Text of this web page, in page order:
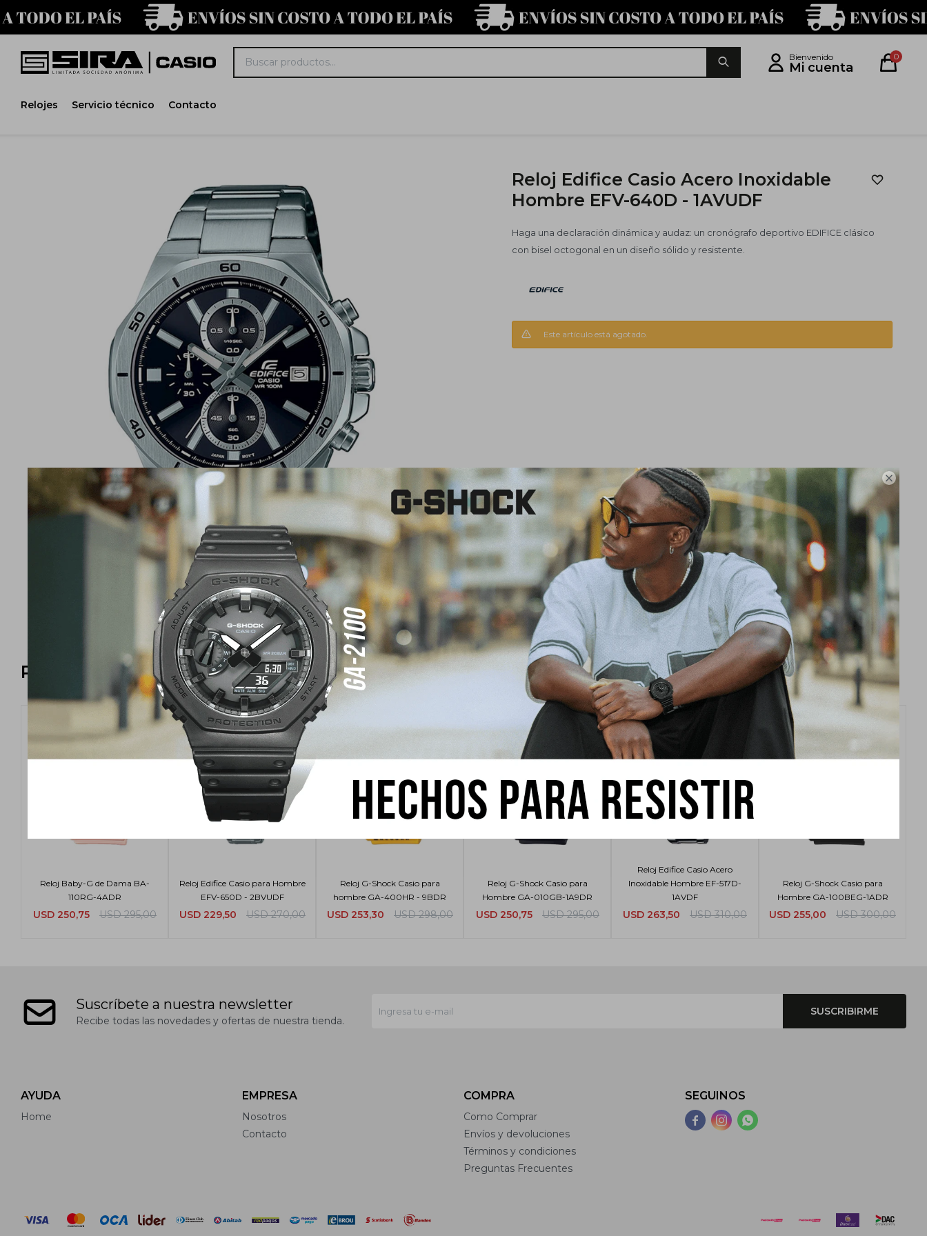

Relojes Servicio técnico Contacto
0
Reloj Edifice Casio Acero Inoxidable
Hombre EFV-640D - 1AVUDF
Haga una declaración dinámica y audaz: un cronógrafo deportivo EDIFICE clásico
con bisel octogonal en un diseño sólido y resistente.
Este artículo está agotado.
Productos que te pueden interesar
Reloj Baby-G de Dama BA-
110RG-4ADR
USD 250,75 USD 295,00
Reloj Edifice Casio para Hombre
EFV-650D - 2BVUDF
USD 229,50 USD 270,00
Reloj G-Shock Casio para
hombre GA-400HR - 9BDR
USD 253,30 USD 298,00
Reloj G-Shock Casio para
Hombre GA-010GB-1A9DR
USD 250,75 USD 295,00
Reloj Edifice Casio Acero
Inoxidable Hombre EF-517D-
1AVDF
USD 263,50 USD 310,00
Reloj G-Shock Casio para
Hombre GA-100BEG-1ADR
USD 255,00 USD 300,00
Suscríbete a nuestra newsletter
Recibe todas las novedades y ofertas de nuestra tienda.
SUSCRIBIRME
AYUDA
Home
EMPRESA
Nosotros
Contacto
COMPRA
Como Comprar
Envíos y devoluciones
Términos y condiciones
Preguntas Frecuentes
SEGUINOS
  